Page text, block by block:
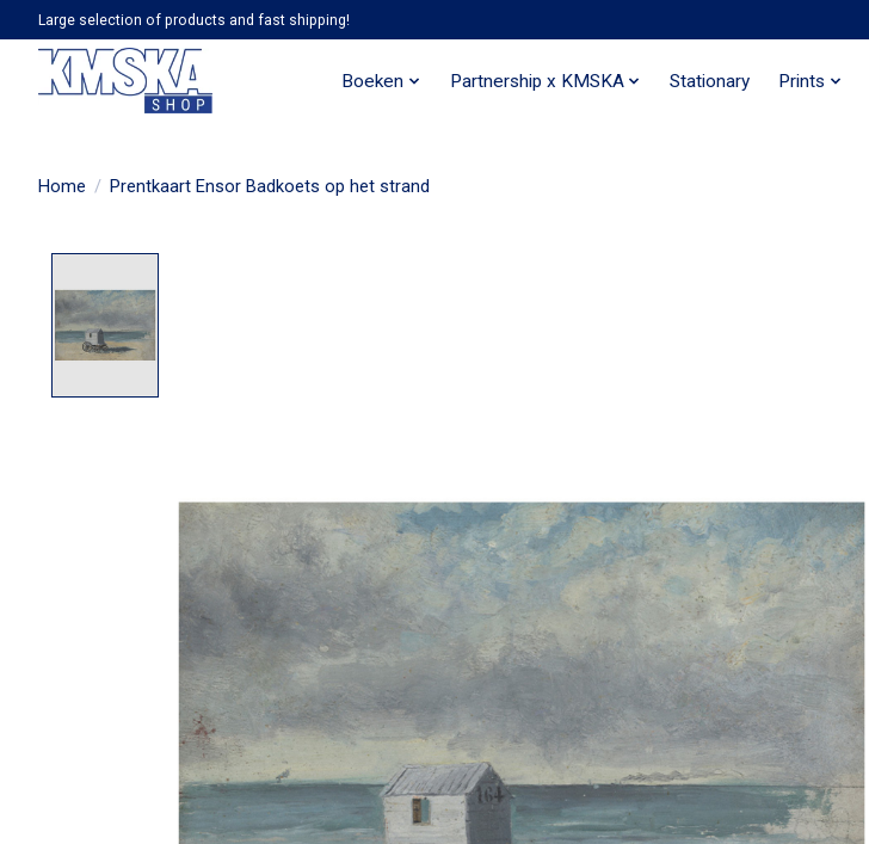
Large selection of products and fast shipping!
Boeken Partnership x KMSKA Stationary Prints
Home / Prentkaart Ensor Badkoets op het strand